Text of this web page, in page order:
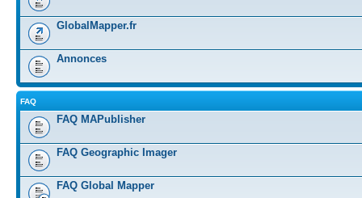
GlobalMapper.fr
Annonces
FAQ
FAQ MAPublisher
FAQ Geographic Imager
FAQ Global Mapper